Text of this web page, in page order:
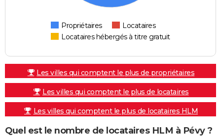
Propriétaires
Locataires
Locataires hébergés à titre gratuit
Les villes qui comptent le plus de propriétaires
Les villes qui comptent le plus de locataires
Les villes qui comptent le plus de locataires HLM
Quel est le nombre de locataires HLM à Pévy ?